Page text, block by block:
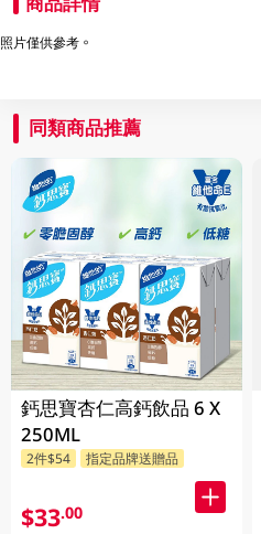
照片僅供參考。
同類商品推薦
鈣思寶杏仁高鈣飲品 6 X
250ML
2件$54 指定品牌送贈品
$33.00